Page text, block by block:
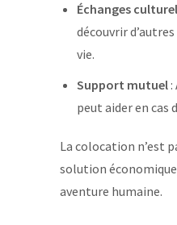
Échanges
découvrir
vie.
Support mutuel:
peut aider en cas
La colocation n’est
solution
aventure humaine.